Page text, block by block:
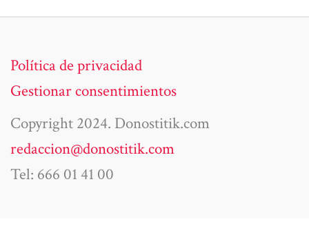
Política de privacidad
Gestionar consentimientos
Copyright 2024. Donostitik.com
redaccion@donostitik.com
Tel: 666 01 41 00